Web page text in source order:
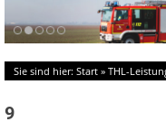
Sie sind hier: Start » THL-
9